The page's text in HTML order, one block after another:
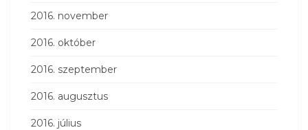
2016. november
2016. október
2016. szeptember
2016. augusztus
2016. július